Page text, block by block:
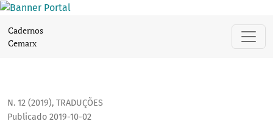
Cadernos
Cemarx
N. 12 (2019), TRADUÇÕES
Publicado 2019-10-02